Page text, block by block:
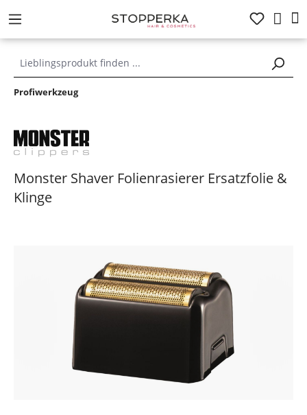
springen
Profiwerkzeug
Monster Shaver Folienrasierer Ersatzfolie &
Klinge